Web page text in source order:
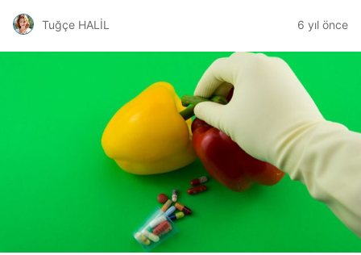
Tuğçe HALİL 6 yıl önce